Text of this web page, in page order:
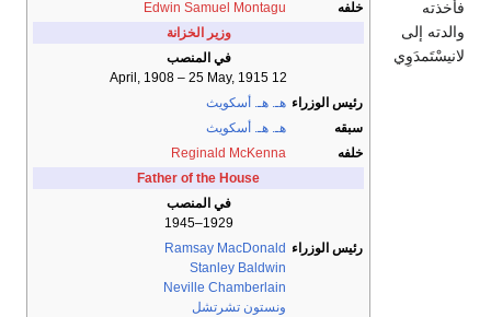
خلفه
Edwin Samuel Montagu
وزير الخزانة
في المنصب
12 April, 1908 – 25 May, 1915
رئيس الوزراء هـ. هـ. أسكويث
سبقه
هـ. هـ. أسكويث
خلفه
Reginald McKenna
Father of the House
في المنصب
1929–1945
رئيس الوزراء Ramsay MacDonald
Stanley Baldwin
Neville Chamberlain
ونستون تشرتشل
فأخذته
والدته إلى
لانيسْتَمدَوِي